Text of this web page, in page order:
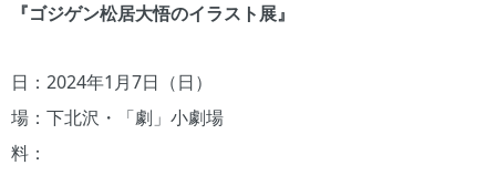
『ゴジゲン松居大悟のイラスト展』
日：2024年1月7日（日）
場：下北沢・「劇」小劇場
料：